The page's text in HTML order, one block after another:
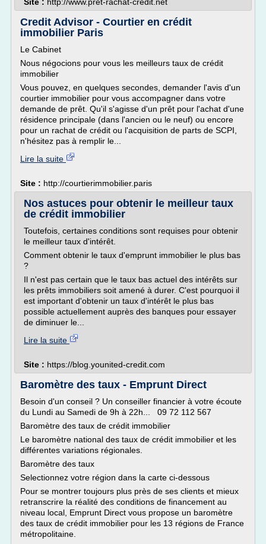
Credit Advisor - Courtier en crédit
immobilier Paris
Le Cabinet
Nous négocions pour vous les meilleurs taux de crédit
immobilier
Vous pouvez, en quelques secondes, demander l'avis d'un
courtier immobilier pour vous accompagner dans votre
demande de prêt. Qu'il s'agisse d'un prêt pour l'achat d'une
résidence principale (dans l'ancien ou le neuf) ou encore
pour un rachat de crédit ou l'acquisition de parts de SCPI,
n'hésitez pas à remplir le...
Lire la suite
Site : http://courtierimmobilier.paris
Nos astuces pour obtenir le meilleur taux
de crédit immobilier
Toutefois, certaines conditions sont requises pour obtenir
le meilleur taux d'intérêt.
Comment obtenir le taux d'emprunt immobilier le plus bas
?
Il n'est pas certain que le taux bas actuel des intérêts sur
les prêts immobiliers soit amené à durer. C'est pourquoi il
est important d'obtenir un taux d'intérêt le plus bas
possible actuellement auprès des banques pour essayer
de diminuer le...
Lire la suite
Site : https://blog.younited-credit.com
Baromètre des taux - Emprunt Direct
Besoin d'un conseil ? Un conseiller financier à votre écoute
du Lundi au Samedi de 9h à 22h... 09 72 112 567
Baromètre des taux de crédit immobilier
Le baromètre national des taux de crédit immobilier et les
différentes variations régionales.
Baromètre des taux
Selectionnez votre région dans la carte ci-dessous
Pour se montrer toujours plus près de ses clients et mieux
retranscrire la réalité des conditions de financement au
niveau local, Emprunt Direct vous propose un baromètre
des taux de crédit immobilier pour les 13 régions de France
métropolitaine.